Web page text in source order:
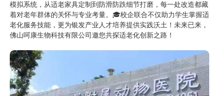
模拟系统，从适老家具定制到防滑防跌细节打磨，每一处改造都藏
着对老年群体的关怀与专业考量。​ 🎓校企联合不仅助力学生掌握适
老化服务技能，更为银发产业人才培养提供实践沃土！未来已来，
佛山呵康生物科技有限公司邀您共探适老化创新之路！